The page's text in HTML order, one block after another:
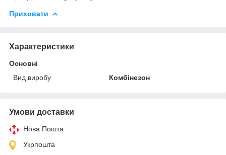
Приховати
Характеристики
Основні
Вид виробу
Комбінезон
Умови доставки
Нова Пошта
Укрпошта